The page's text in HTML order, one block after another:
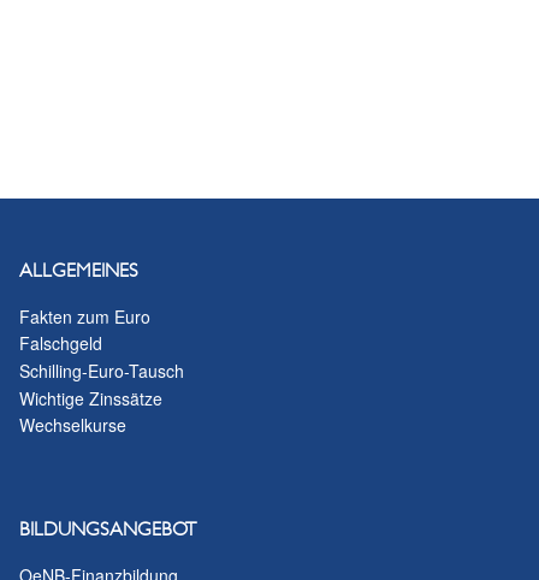
ALLGEMEINES
Fakten zum Euro
Falschgeld
Schilling-Euro-Tausch
Wichtige Zinssätze
Wechselkurse
BILDUNGSANGEBOT